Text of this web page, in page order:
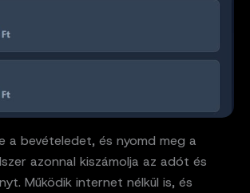
a bevételedet, és nyomd meg a
azonnal kiszámolja az adót és
Működik internet nélkül is, és